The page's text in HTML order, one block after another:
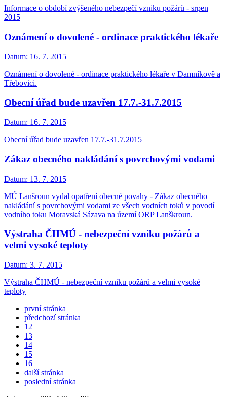
Informace o období zvýšeného nebezpečí vzniku požárů - srpen
2015
Oznámení o dovolené - ordinace praktického lékaře
Datum: 16. 7. 2015
Oznámení o dovolené - ordinace praktického lékaře v Damníkově a
Třebovici.
Obecní úřad bude uzavřen 17.7.-31.7.2015
Datum: 16. 7. 2015
Obecní úřad bude uzavřen 17.7.-31.7.2015
Zákaz obecného nakládání s povrchovými vodami
Datum: 13. 7. 2015
MÚ Lanšroun vydal opatření obecné povahy - Zákaz obecného
nakládání s povrchovými vodami ze všech vodních toků v povodí
vodního toku Moravská Sázava na území ORP Lanškroun.
Výstraha ČHMÚ - nebezpeční vzniku požárů a
velmi vysoké teploty
Datum: 3. 7. 2015
Výstraha ČHMÚ - nebezpeční vzniku požárů a velmi vysoké
teploty
první stránka
předchozí stránka
12
13
14
15
16
další stránka
poslední stránka